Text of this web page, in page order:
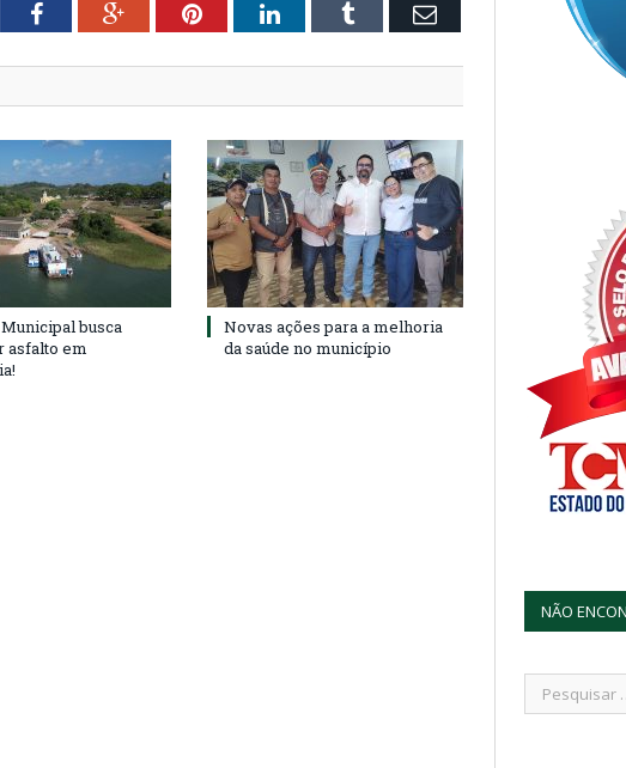
FacebookGoogle+PinterestLinkedInTumblr Email
busca
asfalto em
Novas ações para a melhoria
da saúde no município
NÃO